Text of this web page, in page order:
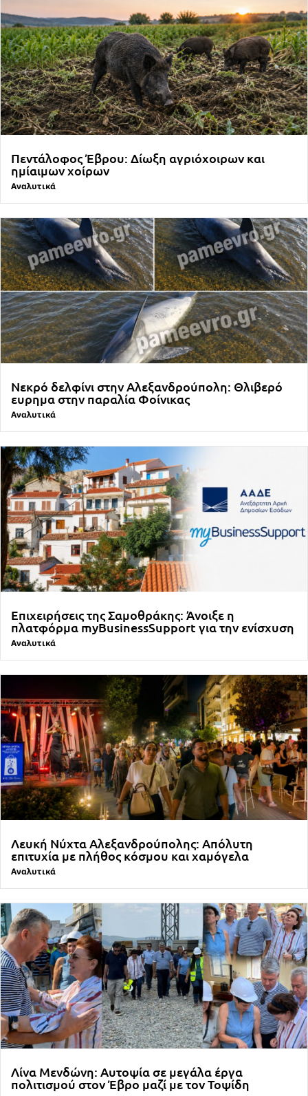
Πεντάλοφος Έβρου: Δίωξη αγριόχοιρων και
ημίαιμων χοίρων
Αναλυτικά
Νεκρό δελφίνι στην Αλεξανδρούπολη: Θλιβερό
ευρημα στην παραλία Φοίνικας
Αναλυτικά
Επιχειρήσεις της Σαμοθράκης: Άνοιξε η
πλατφόρμα myBusinessSupport για την ενίσχυση
Αναλυτικά
Λευκή Νύχτα Αλεξανδρούπολης: Απόλυτη
επιτυχία με πλήθος κόσμου και χαμόγελα
Αναλυτικά
Λίνα Μενδώνη: Αυτοψία σε μεγάλα έργα
πολιτισμού στον Έβρο μαζί με τον Τοψίδη